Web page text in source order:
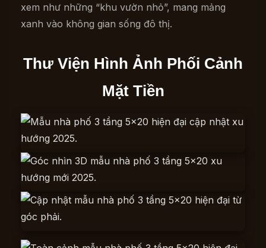
xem như những “khu vườn nhỏ”, mang mảng
xanh vào không gian sống đô thị.
Thư Viện Hình Ảnh Phối Cảnh
Mặt Tiền